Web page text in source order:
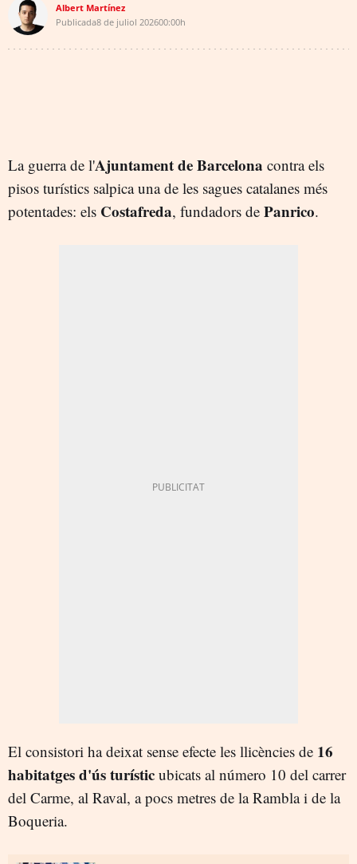
Albert Martínez
Publicada8 de juliol 202600:00h
La guerra de l'Ajuntament de Barcelona contra els
pisos turístics salpica una de les sagues catalanes més
potentades: els Costafreda, fundadors de Panrico.
El consistori ha deixat sense efecte les llicències de 16
habitatges d'ús turístic ubicats al número 10 del carrer
del Carme, al Raval, a pocs metres de la Rambla i de la
Boqueria.